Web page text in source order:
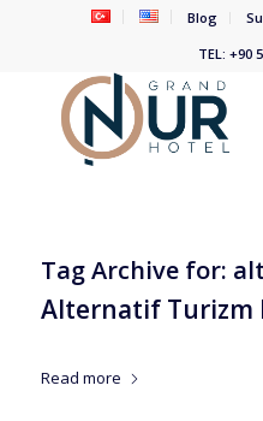
Blog
TEL: +90
Tag Archive for:
Alternatif Turizm
Read more